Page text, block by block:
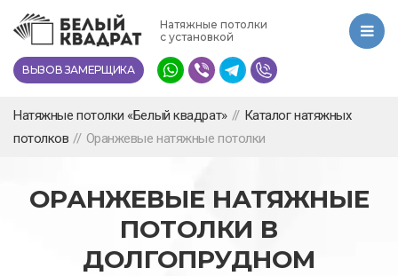
Перейти
основному
содержанию
Натяжные потолки
с установкой
ВЫЗОВ ЗАМЕРЩИКА
Натяжные потолки «Белый квадрат» // Каталог натяжных
потолков // Оранжевые натяжные потолки
ОРАНЖЕВЫЕ НАТЯЖНЫЕ
ПОТОЛКИ В
ДОЛГОПРУДНОМ